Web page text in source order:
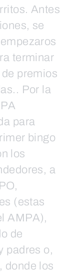
Antes
se
terminar
premios
Por la
para
bingo
los
a
(estas
AMPA),
de
padres o,
donde los